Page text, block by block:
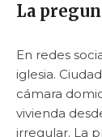
La
En redes
iglesia.
cámara
vivienda
irregular. La